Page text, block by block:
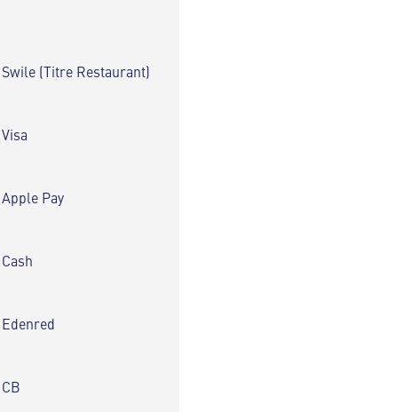
Swile (Titre Restaurant)
Visa
Apple Pay
Cash
Edenred
CB